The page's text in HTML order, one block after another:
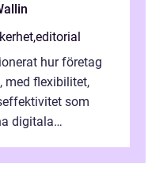
,editorial
hur företag
med flexibilitet,
som
digitala